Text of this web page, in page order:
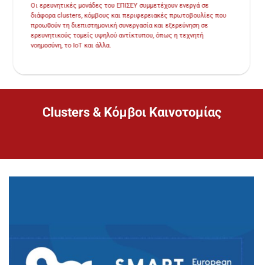
Οι ερευνητικές μονάδες του ΕΠΙΣΕΥ συμμετέχουν ενεργά σε
διάφορα clusters, κόμβους και περιφερειακές πρωτοβουλίες που
προωθούν τη διεπιστημονική συνεργασία και εξερεύνηση σε
ερευνητικούς τομείς υψηλού αντίκτυπου, όπως η τεχνητή
νοημοσύνη, το IoT και άλλα.
Clusters & Κόμβοι Καινοτομίας